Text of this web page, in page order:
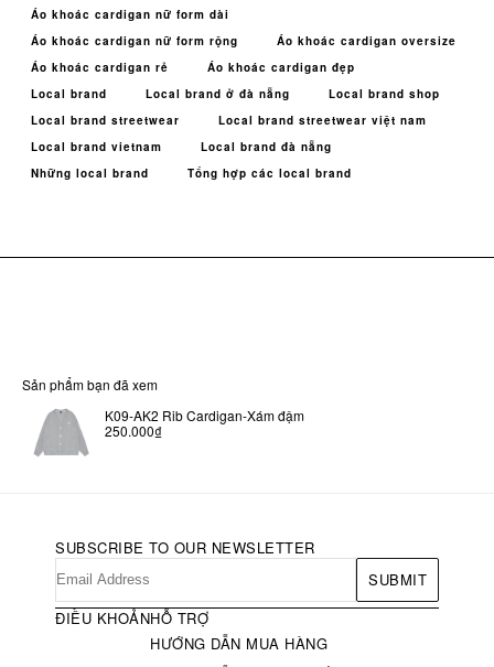
Áo khoác cardigan nữ form dài
Áo khoác cardigan nữ form rộng
Áo khoác cardigan oversize
Áo khoác cardigan rẻ
Áo khoác cardigan đẹp
Local brand
Local brand ở đà nẵng
Local brand shop
Local brand streetwear
Local brand streetwear việt nam
Local brand vietnam
Local brand đà nẵng
Những local brand
Tổng hợp các local brand
Sản phẩm bạn đã xem
K09-AK2 Rib Cardigan-Xám đậm
250.000₫
SUBSCRIBE TO OUR NEWSLETTER
SUBMIT
ĐIỀU KHOẢNHỖ TRỢ
HƯỚNG DẪN MUA HÀNG